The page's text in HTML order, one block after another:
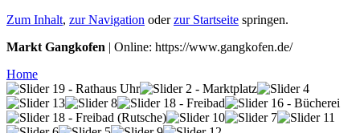
Zum Inhalt, zur Navigation oderzur Startseite springen.
Markt Gangkofen | Online: https://www.gangkofen.de/
Home